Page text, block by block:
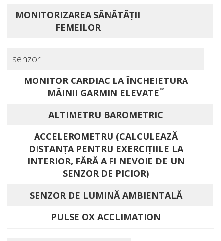
MONITORIZAREA SĂNĂTĂŢII
FEMEILOR
senzori
MONITOR CARDIAC LA ÎNCHEIETURA
MÂINII GARMIN ELEVATE™
ALTIMETRU BAROMETRIC
ACCELEROMETRU (CALCULEAZĂ
DISTANŢA PENTRU EXERCIŢIILE LA
INTERIOR, FĂRĂ A FI NEVOIE DE UN
SENZOR DE PICIOR)
SENZOR DE LUMINĂ AMBIENTALĂ
PULSE OX ACCLIMATION